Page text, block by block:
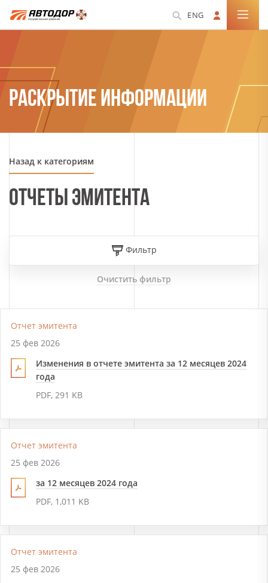
ENG
РАСКРЫТИЕ ИНФОРМАЦИИ
Назад к категориям
ОТЧЕТЫ ЭМИТЕНТА
Фильтр
Очистить фильтр
Отчет эмитента
25 фев 2026
Изменения в отчете эмитента за 12 месяцев 2024
года
PDF, 291 KB
Отчет эмитента
25 фев 2026
за 12 месяцев 2024 года
PDF, 1,011 KB
Отчет эмитента
25 фев 2026